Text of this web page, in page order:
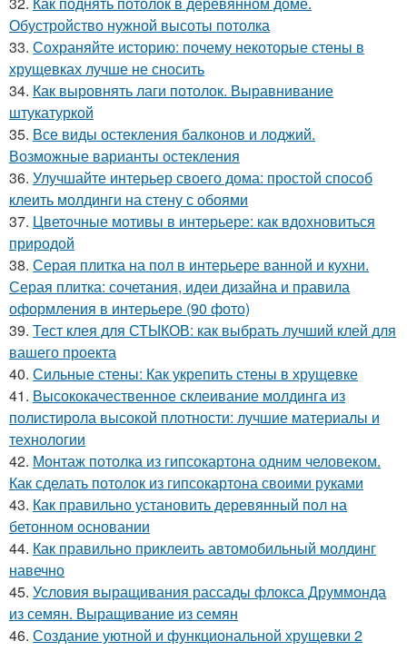
Обустройство нужной высоты потолка
33. Сохраняйте историю: почему некоторые стены в
хрущевках лучше не сносить
34. Как выровнять лаги потолок. Выравнивание
штукатуркой
35. Все виды остекления балконов и лоджий.
Возможные варианты остекления
36. Улучшайте интерьер своего дома: простой способ
клеить молдинги на стену с обоями
37. Цветочные мотивы в интерьере: как вдохновиться
природой
38. Серая плитка на пол в интерьере ванной и кухни.
Серая плитка: сочетания, идеи дизайна и правила
оформления в интерьере (90 фото)
39. Тест клея для СТЫКОВ: как выбрать лучший клей для
вашего проекта
40. Сильные стены: Как укрепить стены в хрущевке
41. Высококачественное склеивание молдинга из
полистирола высокой плотности: лучшие материалы и
технологии
42. Монтаж потолка из гипсокартона одним человеком.
Как сделать потолок из гипсокартона своими руками
43. Как правильно установить деревянный пол на
бетонном основании
44. Как правильно приклеить автомобильный молдинг
навечно
45. Условия выращивания рассады флокса Друммонда
из семян. Выращивание из семян
46. Создание уютной и функциональной хрущевки 2